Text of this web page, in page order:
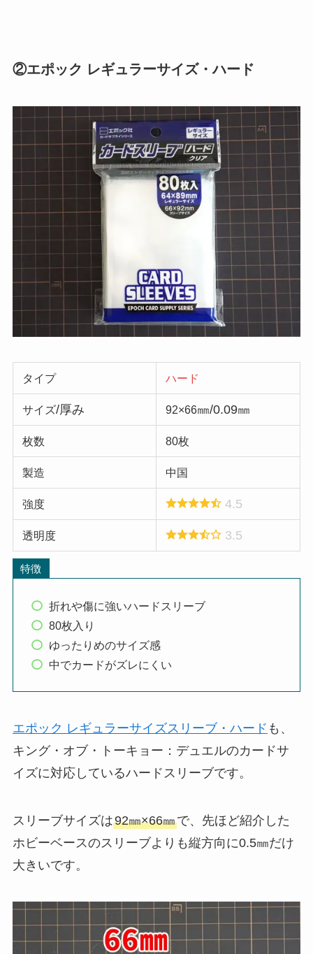
②エポック レギュラーサイズ・ハード
タイプ ハード
サイズ/厚み 92×66㎜/0.09㎜
枚数 80枚
製造 中国
強度 4.5
透明度 3.5
特徴
折れや傷に強いハードスリーブ
80枚入り
ゆったりめのサイズ感
中でカードがズレにくい
エポック レギュラーサイズスリーブ・ハード も、
キング・オブ・トーキョー：デュエルのカードサ
イズに対応しているハードスリーブです。
スリーブサイズは92㎜×66㎜で、先ほど紹介した
ホビーベースのスリーブよりも縦方向に0.5㎜だけ
大きいです。